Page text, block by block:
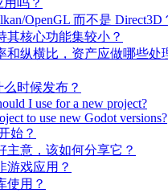
吗？
OpenGL 而不是 Direct3D
其核心功能集较小？
和纵横比，资产应做哪些处
时候发布？
I use for a new project?
to use new Godot versions?
始？
主意，该如何分享它？
游戏应用？
使用？